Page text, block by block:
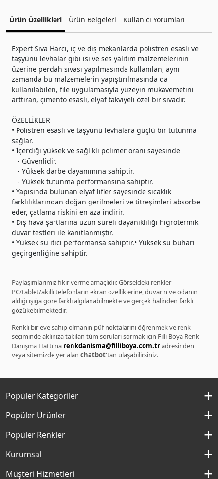
Ürün Özellikleri Ürün Belgeleri Kullanıcı Yorumları
Expert Sıva Harcı, iç ve dış mekanlarda polistren esaslı ve
taşyünü levhalar gibi ısı ve ses yalıtım malzemelerinin
üzerine perdah sıvası yapılmasında kullanılan, aynı
zamanda bu malzemelerin yapıştırılmasında da
kullanılabilen, file uygulamasıyla yüzeyin mukavemetini
arttıran, çimento esaslı, elyaf takviyeli özel bir sıvadır.
ÖZELLİKLER
• Polistren esaslı ve taşyünü levhalara güçlü bir tutunma
sağlar.
• İçerdiği yüksek ve sağlıklı polimer oranı sayesinde
- Güvenlidir.
- Yüksek darbe dayanımına sahiptir.
- Yüksek tutunma performansına sahiptir.
• Yapısında bulunan elyaf lifler sayesinde sıcaklık
farklılıklarından doğan gerilmeleri ve titreşimleri absorbe
eder, çatlama riskini en aza indirir.
• Dış hava şartlarına uzun süreli dayanıklılığı higrotermik
duvar testleri ile kanıtlanmıştır.
• Yüksek su itici performansa sahiptir.• Yüksek su buharı
geçirgenliğine sahiptir.
Paylaşımlarımız fikir verme amaçlıdır. Görseldeki renkler
PC/tablet/akıllı telefonların ekran özelliklerine, duvarın ve odanın
aldığı ışığa göre farklı algılanabilmekte ve gerçek halinden farklı
gözükebilmektedir.
Renkli bir eve sahip olmanın püf noktalarını öğrenmek ve renk
seçiminde aklınıza takılan tüm soruları sormak için Filli Boya Renk
Danışma Hattı'na renkdanisma@filliboya.com.tradresinden
veya sitemizde yer alan chatbot'tan ulaşabilirsiniz.
Popüler Kategoriler
İç Cephe Boyaları
İç Cephe Renkleri
Dış Cephe Renkleri
Mobilya Boyaları
Popüler Ürünler
Momento Silan
Popüler Renkler
Kırık Beyaz Rengi
Kurumsal
Hakkımızda
Müşteri Hizmetleri